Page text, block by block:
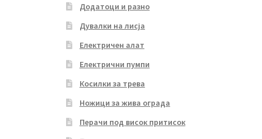
Додатоци и разно
Дувалки на лисја
Електричен алат
Електрични пумпи
Косилки за трева
Ножици за жива ограда
Перачи под висок притисок